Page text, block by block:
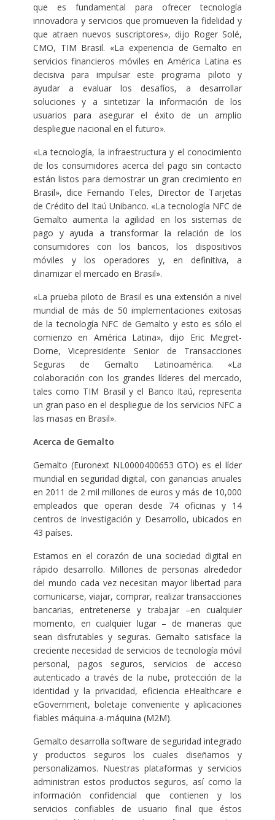
que es fundamental para ofrecer tecnología
innovadora y servicios que promueven la fidelidad y
que atraen nuevos suscriptores», dijo Roger Solé,
CMO, TIM Brasil. «La experiencia de Gemalto en
servicios financieros móviles en América Latina es
decisiva para impulsar este programa piloto y
ayudar a evaluar los desafíos, a desarrollar
soluciones y a sintetizar la información de los
usuarios para asegurar el éxito de un amplio
despliegue nacional en el futuro».
«La tecnología, la infraestructura y el conocimiento
de los consumidores acerca del pago sin contacto
están listos para demostrar un gran crecimiento en
Brasil», dice Fernando Teles, Director de Tarjetas
de Crédito del Itaú Unibanco. «La tecnología NFC de
Gemalto aumenta la agilidad en los sistemas de
pago y ayuda a transformar la relación de los
consumidores con los bancos, los dispositivos
móviles y los operadores y, en definitiva, a
dinamizar el mercado en Brasil».
«La prueba piloto de Brasil es una extensión a nivel
mundial de más de 50 implementaciones exitosas
de la tecnología NFC de Gemalto y esto es sólo el
comienzo en América Latina», dijo Eric Megret-
Dorne, Vicepresidente Senior de Transacciones
Seguras de Gemalto Latinoamérica. «La
colaboración con los grandes líderes del mercado,
tales como TIM Brasil y el Banco Itaú, representa
un gran paso en el despliegue de los servicios NFC a
las masas en Brasil».
Acerca de Gemalto
Gemalto (Euronext NL0000400653 GTO) es el líder
mundial en seguridad digital, con ganancias anuales
en 2011 de 2 mil millones de euros y más de 10,000
empleados que operan desde 74 oficinas y 14
centros de Investigación y Desarrollo, ubicados en
43 países.
Estamos en el corazón de una sociedad digital en
rápido desarrollo. Millones de personas alrededor
del mundo cada vez necesitan mayor libertad para
comunicarse, viajar, comprar, realizar transacciones
bancarias, entretenerse y trabajar –en cualquier
momento, en cualquier lugar – de maneras que
sean disfrutables y seguras. Gemalto satisface la
creciente necesidad de servicios de tecnología móvil
personal, pagos seguros, servicios de acceso
autenticado a través de la nube, protección de la
identidad y la privacidad, eficiencia eHealthcare e
eGovernment, boletaje conveniente y aplicaciones
fiables máquina-a-máquina (M2M).
Gemalto desarrolla software de seguridad integrado
y productos seguros los cuales diseñamos y
personalizamos. Nuestras plataformas y servicios
administran estos productos seguros, así como la
información confidencial que contienen y los
servicios confiables de usuario final que éstos